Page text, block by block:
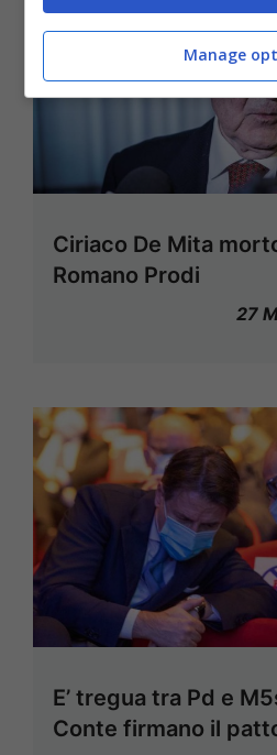
Ciriaco De Mita
Romano Prodi
27
E’ tregua tra Pd e
Conte firmano il
Manage